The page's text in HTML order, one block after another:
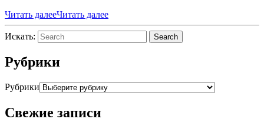
Читать далееЧитать далее
Искать: Search
Рубрики
Рубрики
Свежие записи